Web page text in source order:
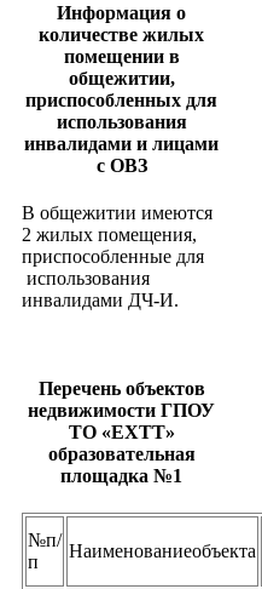
Информация о
количестве жилых
помещении в
общежитии,
приспособленных для
использования
инвалидами и лицами
с ОВЗ
В общежитии имеются
2 жилых помещения,
приспособленные для
использования
инвалидами ДЧ-И.
Перечень объектов
недвижимости ГПОУ
ТО «ЕХТТ»
образовательная
площадка №1
№п/
п
Наименованиеобъекта